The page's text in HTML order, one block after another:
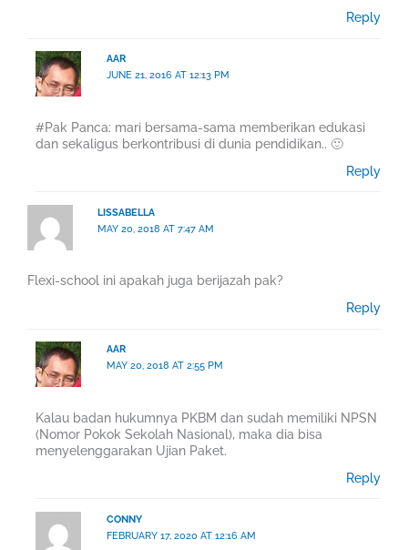
Reply
AAR
JUNE 21, 2016 AT 12:13 PM
#Pak Panca: mari bersama-sama memberikan edukasi
dan sekaligus berkontribusi di dunia pendidikan.. 🙂
Reply
LISSABELLA
MAY 20, 2018 AT 7:47 AM
Flexi-school ini apakah juga berijazah pak?
Reply
AAR
MAY 20, 2018 AT 2:55 PM
Kalau badan hukumnya PKBM dan sudah memiliki NPSN
(Nomor Pokok Sekolah Nasional), maka dia bisa
menyelenggarakan Ujian Paket.
Reply
CONNY
FEBRUARY 17, 2020 AT 12:16 AM